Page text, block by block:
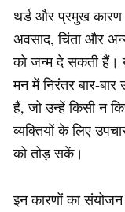
थर्ड और प्रमुख कारण
अवसाद, चिंता और
को जन्म दे सकती हैं।
मन में निरंतर बार-
हैं, जो उन्हें किसी न
व्यक्तियों के लिए
को तोड़ सकें।
इन कारणों का संयोजन